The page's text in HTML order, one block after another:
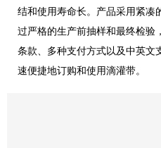
结和使用寿命长。产品采用紧凑
过严格的生产前抽样和最终检验
条款、多种支付方式以及中英文
速便捷地订购和使用滴灌带。